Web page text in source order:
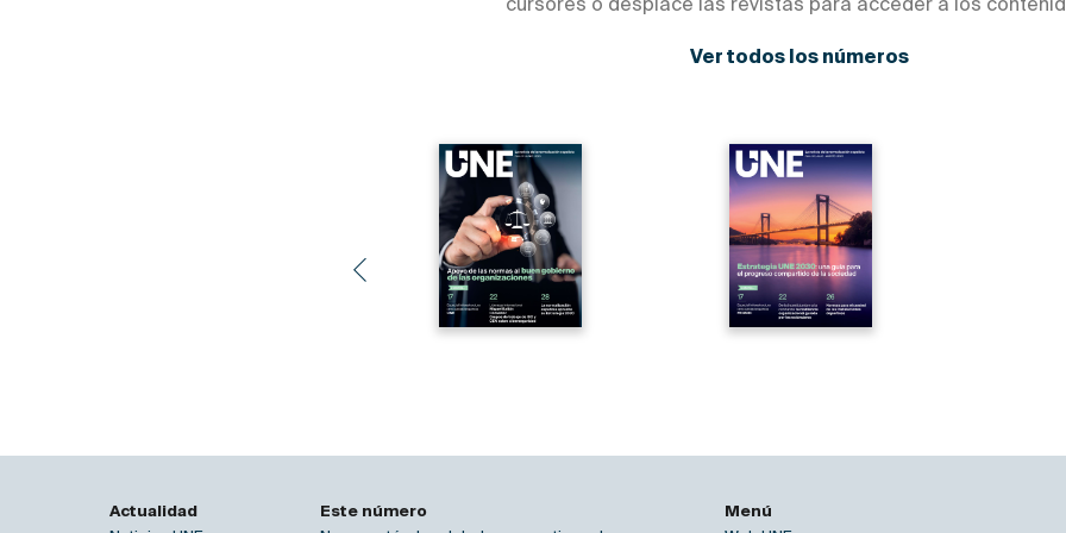
cursores o desplace las revistas para acceder a los
Ver todos los números
Actualidad
Este número
Menú